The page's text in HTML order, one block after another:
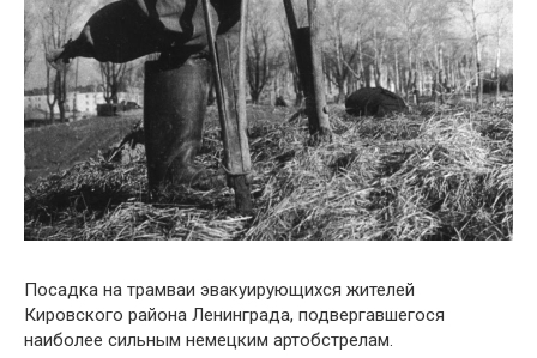
Посадка на трамваи эвакуирующихся жителей
Кировского района Ленинграда, подвергавшегося
наиболее сильным немецким артобстрелам.